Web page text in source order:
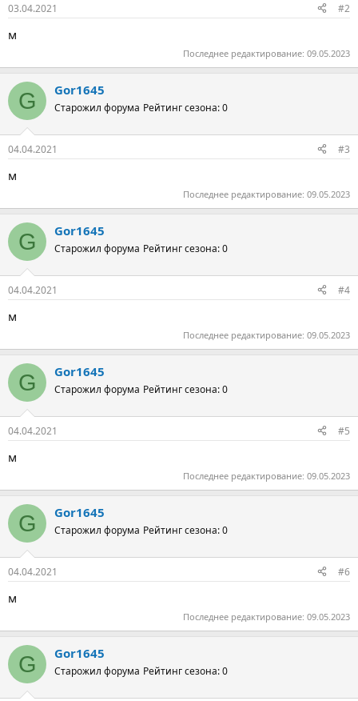
03.04.2021 #2
м
Последнее редактирование: 09.05.2023
G Gor1645
Старожил форума Рейтинг сезона: 0
04.04.2021 #3
м
Последнее редактирование: 09.05.2023
G Gor1645
Старожил форума Рейтинг сезона: 0
04.04.2021 #4
м
Последнее редактирование: 09.05.2023
G Gor1645
Старожил форума Рейтинг сезона: 0
04.04.2021 #5
м
Последнее редактирование: 09.05.2023
G Gor1645
Старожил форума Рейтинг сезона: 0
04.04.2021 #6
м
Последнее редактирование: 09.05.2023
G Gor1645
Старожил форума Рейтинг сезона: 0